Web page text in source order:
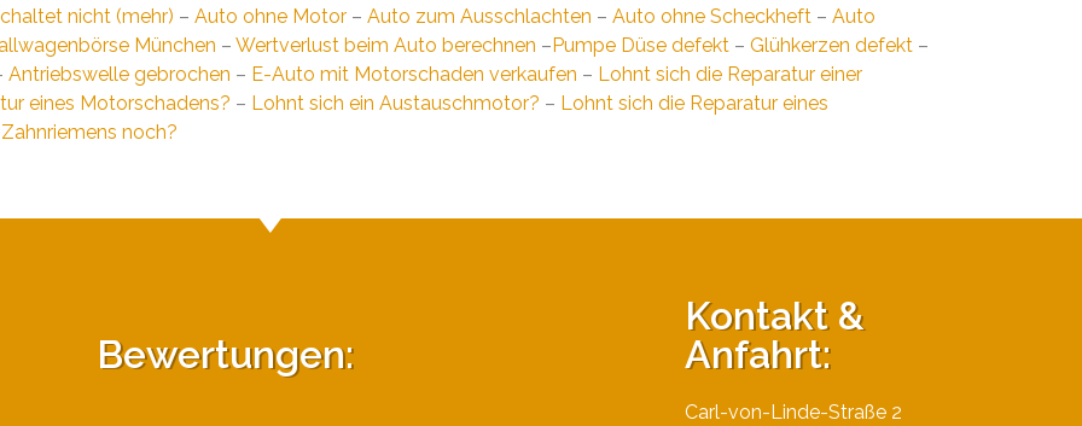
nicht (mehr) – Auto ohne Motor – Auto zum Ausschlachten – Auto ohne Scheckheft – Auto
München – Wertverlust beim Auto berechnen –Pumpe Düse defekt – Glühkerzen defekt –
Antriebswelle gebrochen – E-Auto mit Motorschaden verkaufen – Lohnt sich die Reparatur einer
eines Motorschadens? – Lohnt sich ein Austauschmotor? – Lohnt sich die Reparatur eines
noch?
Bewertungen:
Kontakt &
Anfahrt:
Carl-von-Linde-Straße 2